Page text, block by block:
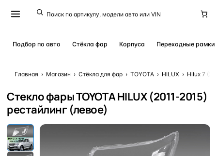
Подбор по авто Стёкла фар Корпуса Переходные рамки
Главная › Магазин › Стёкла для фар › TOYOTA › HILUX › Hilux 7
Стекло фары TOYOTA HILUX (2011-2015)
рестайлинг (левое)